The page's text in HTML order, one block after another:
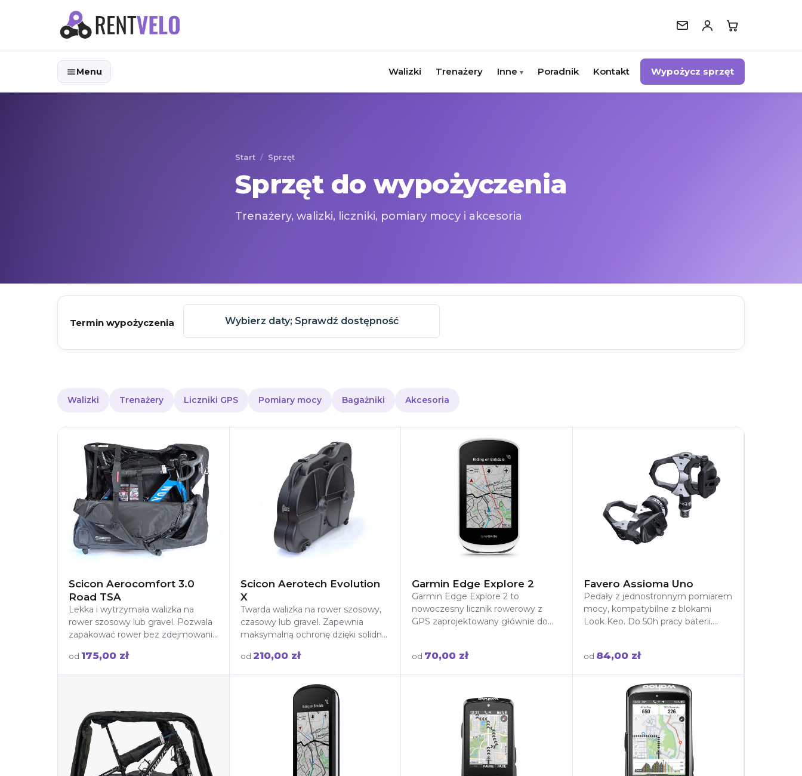
Menu Walizki Trenażery Inne ▾ Poradnik Kontakt Wypożycz sprzęt
Start / Sprzęt
Sprzęt do wypożyczenia
Trenażery, walizki, liczniki, pomiary mocy i akcesoria
Termin wypożyczenia Wybierz daty; Sprawdź dostępność
Walizki Trenażery Liczniki GPS Pomiary mocy Bagażniki Akcesoria
Scicon Aerocomfort 3.0
Road TSA
Lekka i wytrzymała walizka na
rower szosowy lub gravel. Pozwala
zapakować rower bez zdejmowania
lotnicze i drogowe! Wypożycz już
dziś z wysyłką lub odbiorem w
od 175,00 zł
Scicon Aerotech Evolution
X
Twarda walizka na rower szosowy,
czasowy lub gravel. Zapewnia
maksymalną ochronę dzięki solidnej
na podróże! Wypożycz już dziś!
od 210,00 zł
Garmin Edge Explore 2
Garmin Edge Explore 2 to
nowoczesny licznik rowerowy z
GPS zaprojektowany głównie do
od 70,00 zł
Favero Assioma Uno
Pedały z jednostronnym pomiarem
mocy, kompatybilne z blokami
Look Keo. Do 50h pracy baterii.
od 84,00 zł